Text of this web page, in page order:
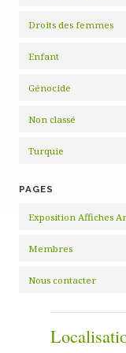
Droits des femmes
Enfant
Génocide
Non classé
Turquie
PAGES
Exposition Affiches
Membres
Nous contacter